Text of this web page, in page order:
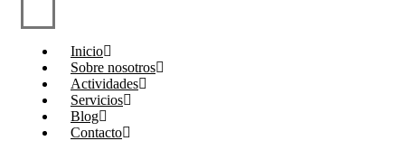
Inicio
Sobre nosotros
Actividades
Servicios
Blog
Contacto